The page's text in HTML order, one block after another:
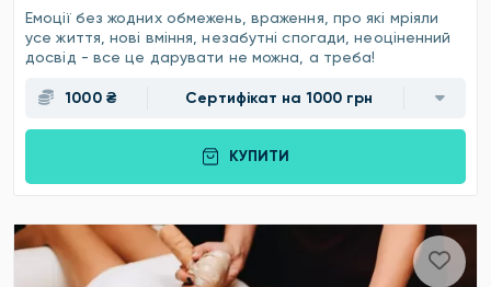
Емоції без жодних обмежень, враження, про які мріяли
усе життя, нові вміння, незабутні спогади, неоціненний
досвід - все це дарувати не можна, а треба!
1000 ₴ Сертифікат на 1000 грн
КУПИТИ